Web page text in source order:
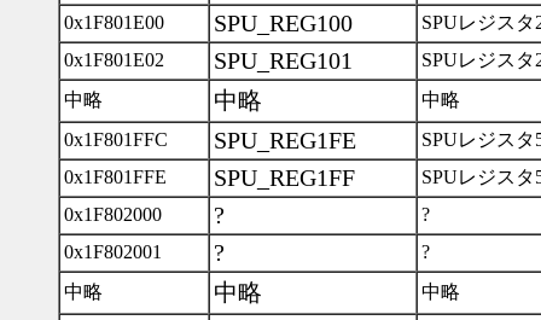
0x1F801E00
SPU_REG100
SPUレジスタ
0x1F801E02
SPU_REG101
SPUレジスタ
中略
中略
中略
0x1F801FFC
SPU_REG1FE
SPUレジスタ
0x1F801FFE
SPU_REG1FF
SPUレジスタ
0x1F802000
?
?
0x1F802001
?
?
中略
中略
中略